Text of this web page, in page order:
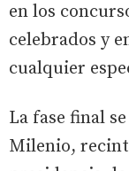
en los
celebrados y
cualquier
La fase final
Milenio,